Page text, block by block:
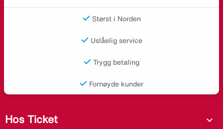
Størst i Norden
Uslåelig service
Trygg betaling
Fornøyde kunder
Hos Ticket expand_more